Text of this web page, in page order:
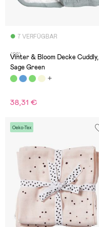
7 VERFÜGBAR
(28)
Vinter & Bloom Decke Cuddly,
Sage Green
38,31 €
Oeko-Tex